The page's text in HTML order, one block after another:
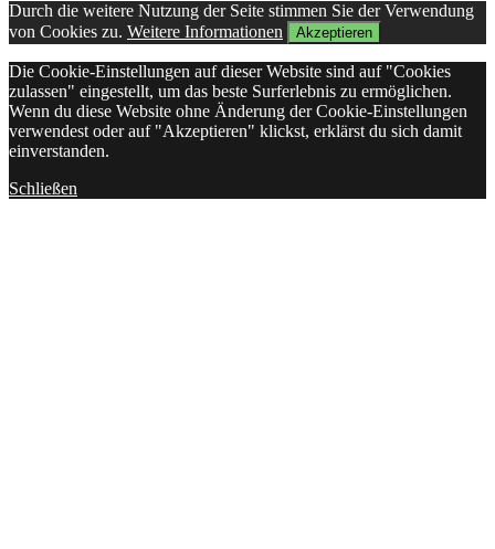
Durch die weitere Nutzung der Seite stimmen Sie der Verwendung
von Cookies zu. Weitere Informationen Akzeptieren
Die Cookie-Einstellungen auf dieser Website sind auf "Cookies
zulassen" eingestellt, um das beste Surferlebnis zu ermöglichen.
Wenn du diese Website ohne Änderung der Cookie-Einstellungen
verwendest oder auf "Akzeptieren" klickst, erklärst du sich damit
einverstanden.
Schließen